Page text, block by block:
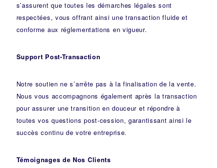
s’assurent que toutes les démarches légales sont
respectées, vous offrant ainsi une transaction fluide et
conforme aux réglementations en vigueur.
Support Post-Transaction
Notre soutien ne s’arrête pas à la finalisation de la vente.
Nous vous accompagnons également après la transaction
pour assurer une transition en douceur et répondre à
toutes vos questions post-cession, garantissant ainsi le
succès continu de votre entreprise.
Témoignages de Nos Clients